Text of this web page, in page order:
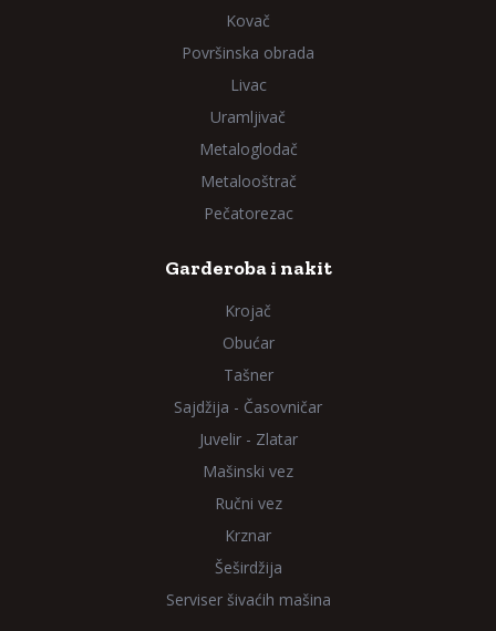
Kovač
Površinska obrada
Livac
Uramljivač
Metaloglodač
Metalooštrač
Pečatorezac
Garderoba i nakit
Krojač
Obućar
Tašner
Sajdžija - Časovničar
Juvelir - Zlatar
Mašinski vez
Ručni vez
Krznar
Šeširdžija
Serviser šivaćih mašina